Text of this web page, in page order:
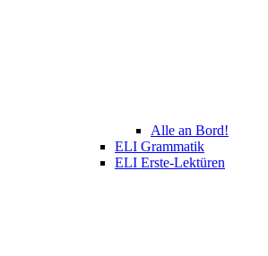
Alle an Bord!
ELI Grammatik
ELI Erste-Lektüren